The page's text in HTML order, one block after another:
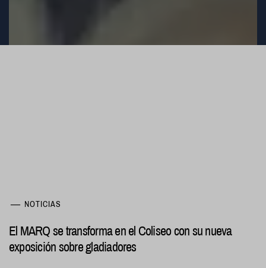
NOTICIAS
El MARQ se transforma en el Coliseo con su nueva
exposición sobre gladiadores